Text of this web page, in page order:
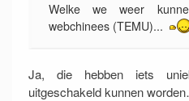
Welke we weer
webchinees (TEMU)...
Ja, die hebben iets
uitgeschakeld kunnen